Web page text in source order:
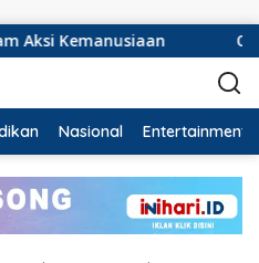
Ormas Laskar
Nasional Entertainment